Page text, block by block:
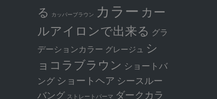
る カッパーブラウン カラー カー
ルアイロンで出来る グラ
デーションカラー グレージュ シ
ョコラブラウン ショートバ
ング ショートヘア シースルー
バング ストレートパーマ ダークカラ